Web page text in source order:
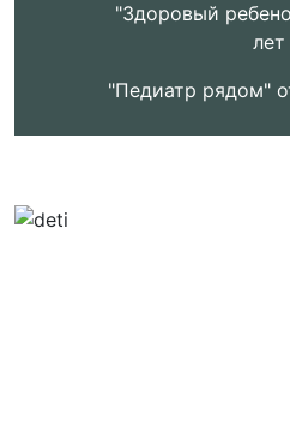
"Здоровый
лет
"Педиатр рядом"